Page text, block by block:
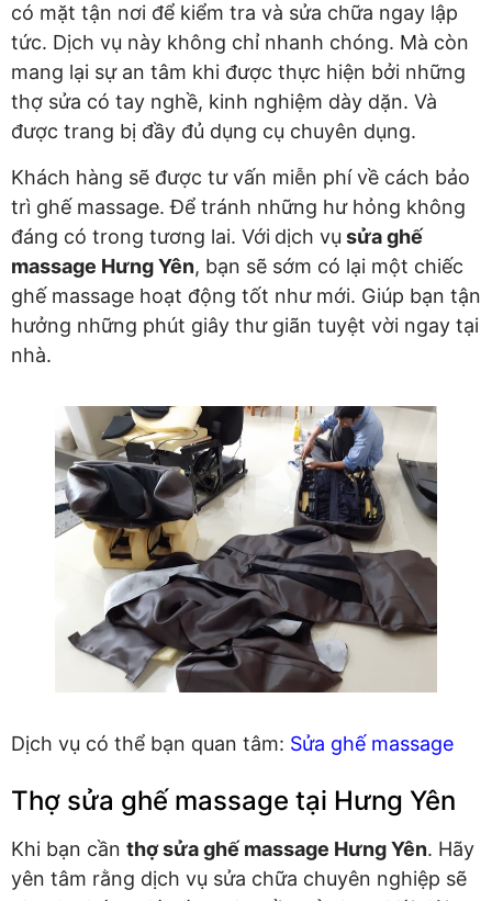
có mặt tận nơi để kiểm tra và sửa chữa ngay lập
tức. Dịch vụ này không chỉ nhanh chóng. Mà còn
mang lại sự an tâm khi được thực hiện bởi những
thợ sửa có tay nghề, kinh nghiệm dày dặn. Và
được trang bị đầy đủ dụng cụ chuyên dụng.
Khách hàng sẽ được tư vấn miễn phí về cách bảo
trì ghế massage. Để tránh những hư hỏng không
đáng có trong tương lai. Với dịch vụ sửa ghế
massage Hưng Yên, bạn sẽ sớm có lại một chiếc
ghế massage hoạt động tốt như mới. Giúp bạn tận
hưởng những phút giây thư giãn tuyệt vời ngay tại
nhà.
Dịch vụ có thể bạn quan tâm: Sửa ghế massage
Thợ sửa ghế massage tại Hưng Yên
Khi bạn cần thợ sửa ghế massage Hưng Yên. Hãy
yên tâm rằng dịch vụ sửa chữa chuyên nghiệp sẽ